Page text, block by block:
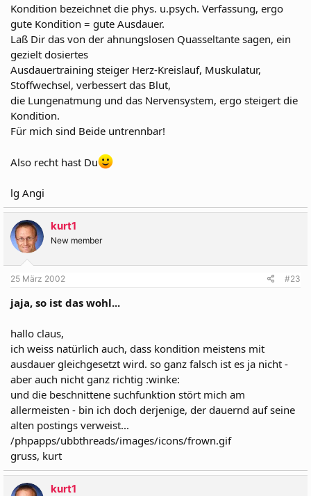
Kondition bezeichnet die phys. u.psych. Verfassung, ergo
gute Kondition = gute Ausdauer.
Laß Dir das von der ahnungslosen Quasseltante sagen, ein
gezielt dosiertes
Ausdauertraining steiger Herz-Kreislauf, Muskulatur,
Stoffwechsel, verbessert das Blut,
die Lungenatmung und das Nervensystem, ergo steigert die
Kondition.
Für mich sind Beide untrennbar!
Also recht hast Du
lg Angi
kurt1
New member
25 März 2002 #23
jaja, so ist das wohl...
hallo claus,
ich weiss natürlich auch, dass kondition meistens mit
ausdauer gleichgesetzt wird. so ganz falsch ist es ja nicht -
aber auch nicht ganz richtig :winke:
und die beschnittene suchfunktion stört mich am
allermeisten - bin ich doch derjenige, der dauernd auf seine
alten postings verweist...
/phpapps/ubbthreads/images/icons/frown.gif
gruss, kurt
kurt1